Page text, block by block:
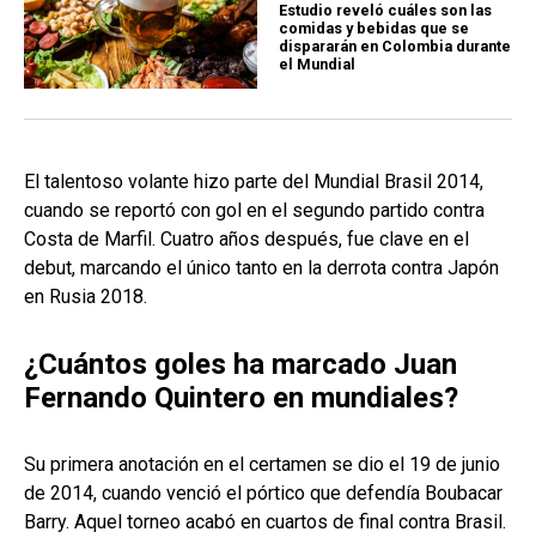
Estudio reveló cuáles son las
comidas y bebidas que se
dispararán en Colombia durante
el Mundial
El talentoso volante hizo parte del Mundial Brasil 2014,
cuando se reportó con gol en el segundo partido contra
Costa de Marfil. Cuatro años después, fue clave en el
debut, marcando el único tanto en la derrota contra Japón
en Rusia 2018.
¿Cuántos goles ha marcado Juan
Fernando Quintero en mundiales?
Su primera anotación en el certamen se dio el 19 de junio
de 2014, cuando venció el pórtico que defendía Boubacar
Barry. Aquel torneo acabó en cuartos de final contra Brasil.